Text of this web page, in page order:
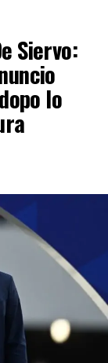
Siervo:
lo